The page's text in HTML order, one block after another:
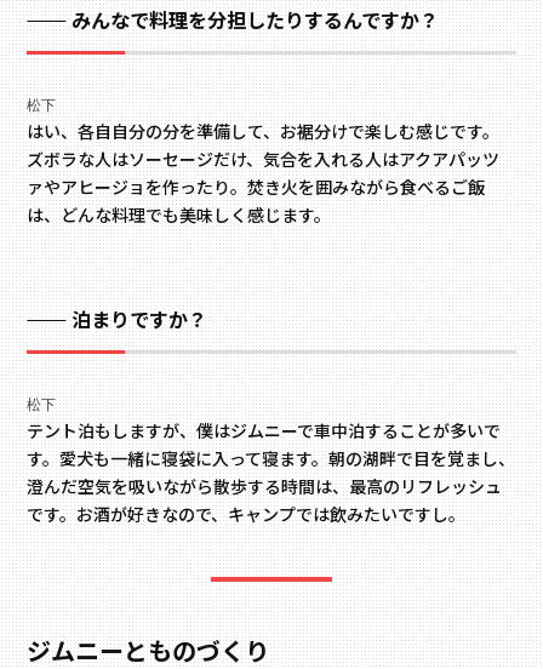
みんなで料理を分担したりするんですか？
松下
はい、各自自分の分を準備して、お裾分けで楽しむ感じです。
ズボラな人はソーセージだけ、気合を入れる人はアクアパッツ
ァやアヒージョを作ったり。焚き火を囲みながら食べるご飯
は、どんな料理でも美味しく感じます。
泊まりですか？
松下
テント泊もしますが、僕はジムニーで車中泊することが多いで
す。愛犬も一緒に寝袋に入って寝ます。朝の湖畔で目を覚まし、
澄んだ空気を吸いながら散歩する時間は、最高のリフレッシュ
です。お酒が好きなので、キャンプでは飲みたいですし。
ジムニーとものづくり